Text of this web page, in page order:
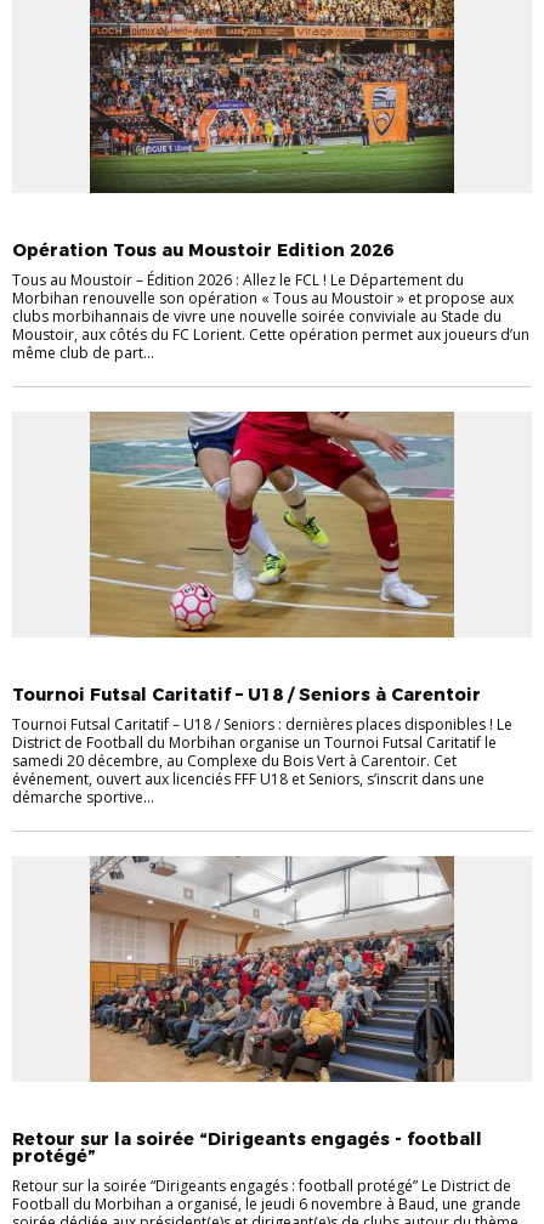
Opération Tous au Moustoir Edition 2026
Tous au Moustoir – Édition 2026 : Allez le FCL ! Le Département du
Morbihan renouvelle son opération « Tous au Moustoir » et propose aux
clubs morbihannais de vivre une nouvelle soirée conviviale au Stade du
Moustoir, aux côtés du FC Lorient. Cette opération permet aux joueurs d’un
même club de part...
Tournoi Futsal Caritatif – U18 / Seniors à Carentoir
Tournoi Futsal Caritatif – U18 / Seniors : dernières places disponibles ! Le
District de Football du Morbihan organise un Tournoi Futsal Caritatif le
samedi 20 décembre, au Complexe du Bois Vert à Carentoir. Cet
événement, ouvert aux licenciés FFF U18 et Seniors, s’inscrit dans une
démarche sportive...
Retour sur la soirée “Dirigeants engagés - football
protégé”
Retour sur la soirée “Dirigeants engagés : football protégé” Le District de
Football du Morbihan a organisé, le jeudi 6 novembre à Baud, une grande